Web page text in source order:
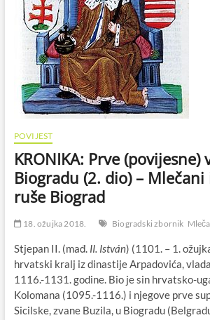
POVIJEST
KRONIKA: Prve (povijesne)
Biogradu (2. dio) –
ruše Biograd
18. ožujka 2018. Biogradski zbornik
Stjepan II. (mađ. II. István) (1101. – 1.
hrvatski kralj iz dinastije Arpadovića,
1116.-1131. godine. Bio je sin hrvatsko-
Kolomana (1095.-1116.) i njegove prve
Sicilske, zvane Buzila, u Biogradu